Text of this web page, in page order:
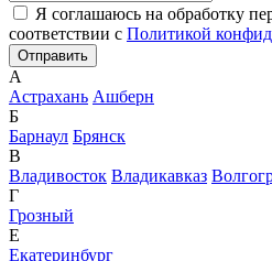
Я соглашаюсь на обработку
соответствии с Политикой
А
Астрахань Ашберн
Б
Барнаул Брянск
В
Владивосток Владикавказ
Г
Грозный
Е
Екатеринбург